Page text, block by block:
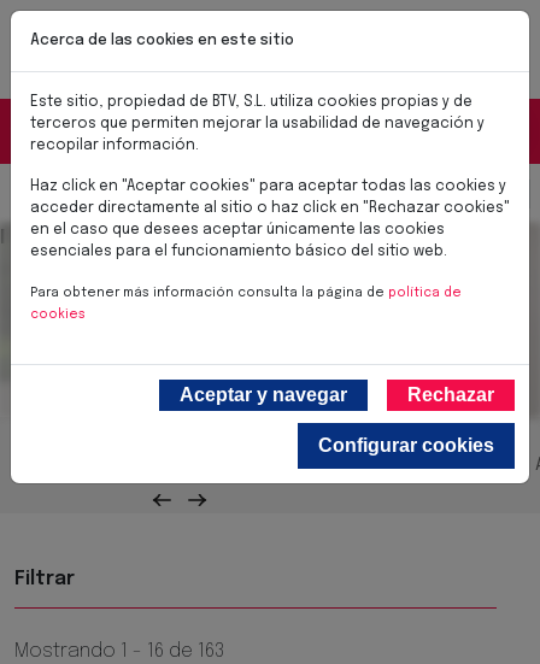
Pasar al contenido principal
NUEVAS CERRADURAS BTV SMART
✨Soluciones para el día a día✨
Conoce las nuevas cerraduras BTV SMART
Portal Distribuidores
0,00 € Select
Imagen cabecera Buzones
Todos los productos
Filtrar
Mostrando 1 - 16 de 163
Acerca de las cookies en este sitio
Este sitio, propiedad de BTV, S.L. utiliza cookies propias y de
terceros que permiten mejorar la usabilidad de navegación y
recopilar información.
Haz click en "Aceptar cookies" para aceptar todas las cookies y
acceder directamente al sitio o haz click en "Rechazar cookies"
en el caso que desees aceptar únicamente las cookies
esenciales para el funcionamiento básico del sitio web.
Para obtener más información consulta la página de política de
cookies
Aceptar y navegar Rechazar
Configurar cookies